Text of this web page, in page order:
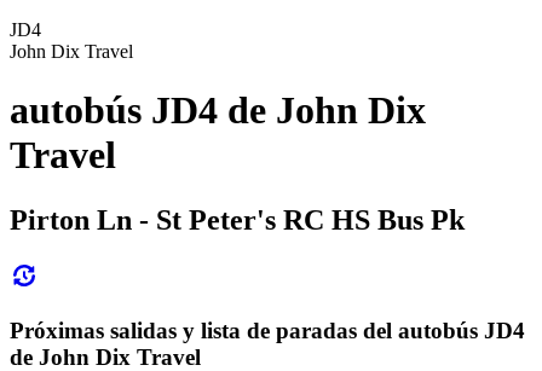
JD4
John Dix Travel
autobús JD4 de John Dix
Travel
Pirton Ln - St Peter's RC HS Bus Pk
Próximas salidas y lista de paradas del autobús JD4
de John Dix Travel